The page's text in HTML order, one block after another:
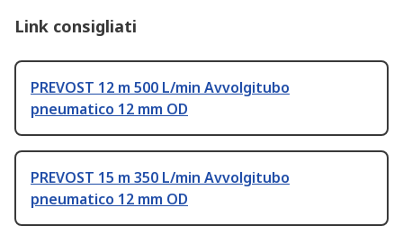
Link consigliati
PREVOST 12 m 500 L/min Avvolgitubo
pneumatico 12 mm OD
PREVOST 15 m 350 L/min Avvolgitubo
pneumatico 12 mm OD